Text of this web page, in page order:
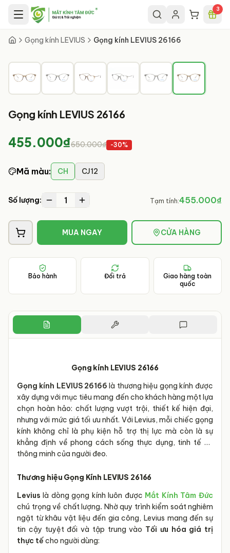
Chuyển đến nội dung chính 3
Gọng kính LEVIUS Gọng kính LEVIUS 26166
Gọng kính LEVIUS 26166
455.000₫650.000₫ -30%
Mã màu: CH CJ12
Số lượng: 1 Tạm tính:455.000₫
MUA NGAY CỬA HÀNG
Bảo hành Đổi trả
Giao hàng toàn
quốc
Gọng kính LEVIUS 26166
Gọng kính LEVIUS 26166 là thương hiệu gọng kính được
xây dựng với mục tiêu mang đến cho khách hàng một lựa
chọn hoàn hảo: chất lượng vượt trội, thiết kế hiện đại,
nhưng với mức giá tối ưu nhất. Với Levius, mỗi chiếc gọng
kính không chỉ là phụ kiện hỗ trợ thị lực mà còn là sự
khẳng định về phong cách sống thực dụng, tinh tế và
thông minh của người đeo.
Thương hiệu Gọng Kính LEVIUS 26166
Levius là dòng gọng kính luôn được Mắt Kính Tâm Đức
chú trọng về chất lượng. Nhờ quy trình kiểm soát nghiêm
ngặt từ khâu vật liệu đến gia công, Levius mang đến sự
tin cậy tuyệt đối và tập trung vào Tối ưu hóa giá trị
thực tếcho người dùng: